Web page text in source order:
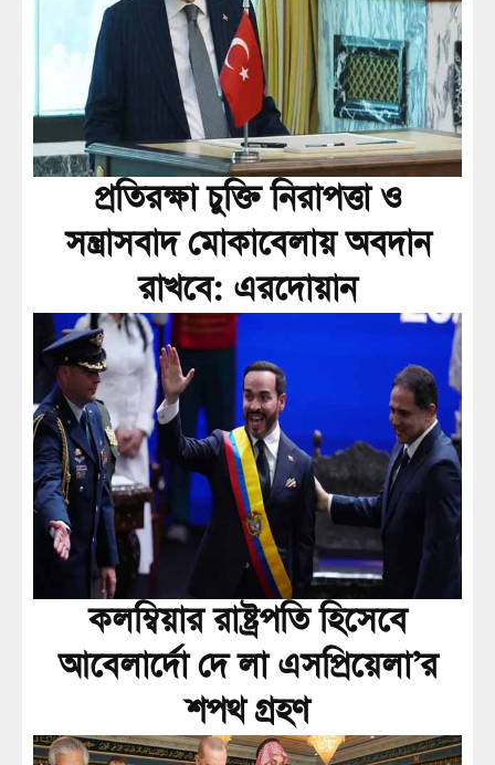
প্রতিরক্ষা চুক্তি নিরাপত্তা ও
সন্ত্রাসবাদ মোকাবেলায় অবদান
রাখবে: এরদোয়ান
কলম্বিয়ার রাষ্ট্রপতি হিসেবে
আবেলার্দো দে লা এসপ্রিয়েলা’র
শপথ গ্রহণ